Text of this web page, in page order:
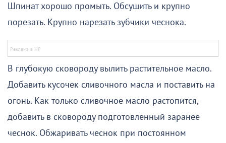
Шпинат хорошо промыть. Обсушить и крупно
порезать. Крупно нарезать зубчики чеснока.
В глубокую сковороду вылить растительное масло.
Добавить кусочек сливочного масла и поставить на
огонь. Как только сливочное масло растопится,
добавить в сковороду подготовленный заранее
чеснок. Обжаривать чеснок при постоянном